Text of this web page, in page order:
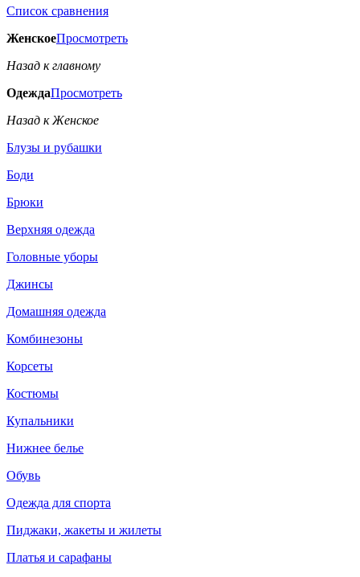
Список сравнения
ЖенскоеПросмотреть
Назад к главному
ОдеждаПросмотреть
Назад к Женское
Блузы и рубашки
Боди
Брюки
Верхняя одежда
Головные уборы
Джинсы
Домашняя одежда
Комбинезоны
Корсеты
Костюмы
Купальники
Нижнее белье
Обувь
Одежда для спорта
Пиджаки, жакеты и жилеты
Платья и сарафаны